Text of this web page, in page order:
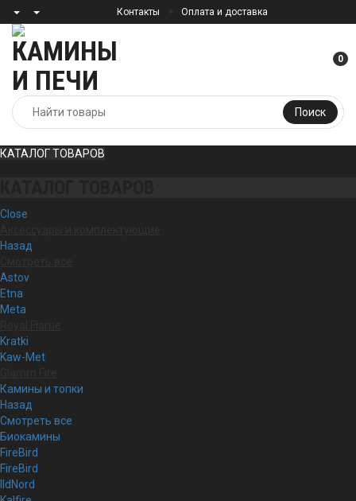
Контакты Оплата и доставка
Поиск
0
КАТАЛОГ ТОВАРОВ
Close
Назад
Astov
Etna
Meta
Kratki
Kaw-Met
Камины и топки
Назад
Смотреть все
Биокамины
FireBird
FireBird
IldNord